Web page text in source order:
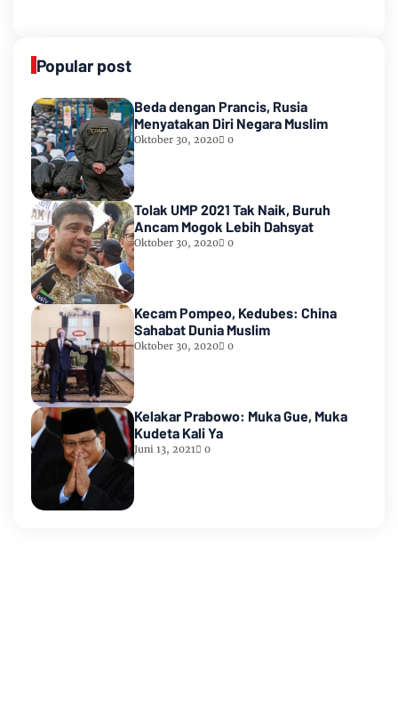
Popular post
Beda dengan Prancis, Rusia
Menyatakan Diri Negara Muslim
Oktober 30, 2020 0
Tolak UMP 2021 Tak Naik, Buruh
Ancam Mogok Lebih Dahsyat
Oktober 30, 2020 0
Kecam Pompeo, Kedubes: China
Sahabat Dunia Muslim
Oktober 30, 2020 0
Kelakar Prabowo: Muka Gue, Muka
Kudeta Kali Ya
Juni 13, 2021 0